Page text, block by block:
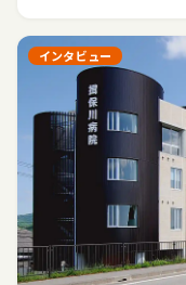
インタビュー